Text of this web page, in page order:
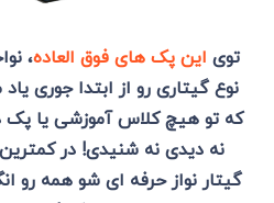
توی این پک های فوق العاده،
نوع گیتاری رو از ابتدا جوری
که تو هیچ کلاس آموزشی یا پک
نه دیدی نه شنیدی! در
گیتار نواز حرفه ای شو همه رو